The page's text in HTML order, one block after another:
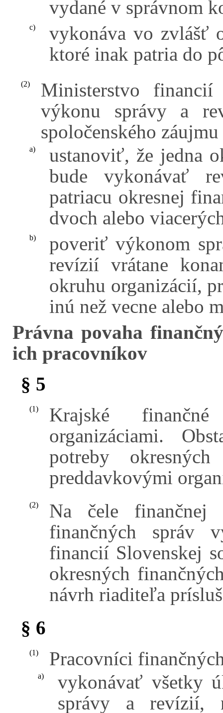
vydané v správnom
c)
vykonáva vo zvlášť
ktoré inak patria do
(2)
Ministerstvo
výkonu správy a
spoločenského záujmu
a)
ustanoviť, že jedna
bude vykonávať
patriacu okresnej
dvoch alebo
b)
poveriť výkonom
revízií vrátane
okruhu organizácií,
inú než vecne alebo
Právna povaha
ich pracovníkov
§ 5
(1)
Krajské
organizáciami.
potreby
preddavkovými
(2)
Na čele
finančných správ
financií Slovenskej
okresných
návrh riaditeľa
§ 6
(1) Pracovníci
a)
vykonávať všetky
správy a revízií,